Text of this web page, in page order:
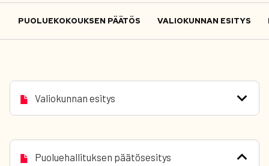
PUOLUEKOKOUKSEN PÄÄTÖS VALIOKUNNAN ESITYS
Valiokunnan esitys
Puoluehallituksen päätösesitys